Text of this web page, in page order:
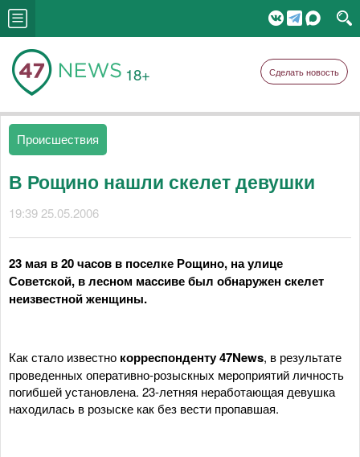
18+ Сделать новость
Происшествия
В Рощино нашли скелет девушки
19:39 25.05.2006
23 мая в 20 часов в поселке Рощино, на улице
Советской, в лесном массиве был обнаружен скелет
неизвестной женщины.
Как стало известно корреспонденту 47News, в результате
проведенных оперативно-розыскных мероприятий личность
погибшей установлена. 23-летняя неработающая девушка
находилась в розыске как без вести пропавшая.